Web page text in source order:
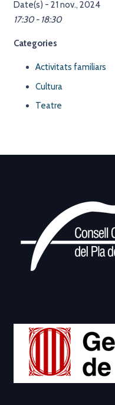
Date(s) - 21 nov., 2024
17:30 - 18:30
Categories
Activitats familiars
Cultura
Teatre